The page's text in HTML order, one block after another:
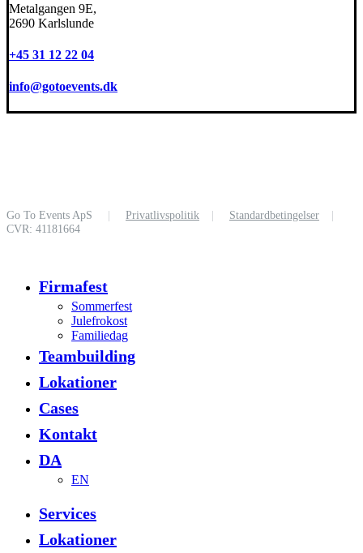
Metalgangen 9E,
2690 Karlslunde
+45 31 12 22 04
info@gotoevents.dk
Go To Events ApS | Privatlivspolitik | Standardbetingelser
|
CVR: 41181664
Menu
Firmafest
Sommerfest
Julefrokost
Familiedag
Teambuilding
Lokationer
Cases
Kontakt
DA
EN
Services
Lokationer